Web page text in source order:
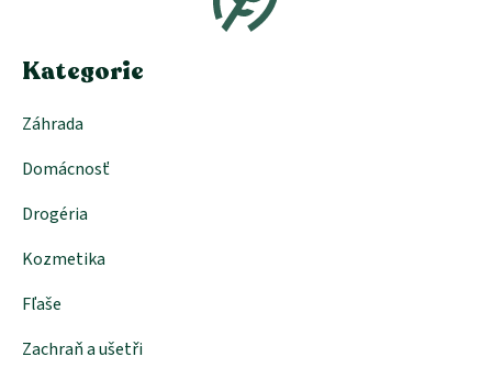
Kategorie
Záhrada
Domácnosť
Drogéria
Kozmetika
Fľaše
Zachraň a ušetři